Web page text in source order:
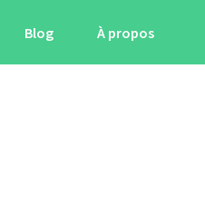
Blog À propos